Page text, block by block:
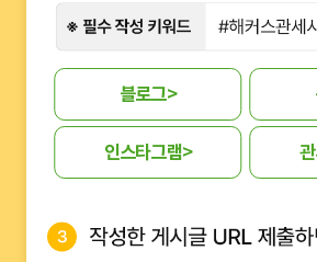
블로그>
인스타그램>